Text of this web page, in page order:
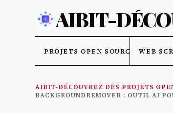
AIBIT-
PROJETS OPEN SOURCE WEB
AIBIT-DÉCOUVREZ DES PROJETS
BACKGROUNDREMOVER : OUTIL AI